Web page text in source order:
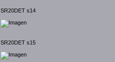
SR20DET s14
SR20DET s15